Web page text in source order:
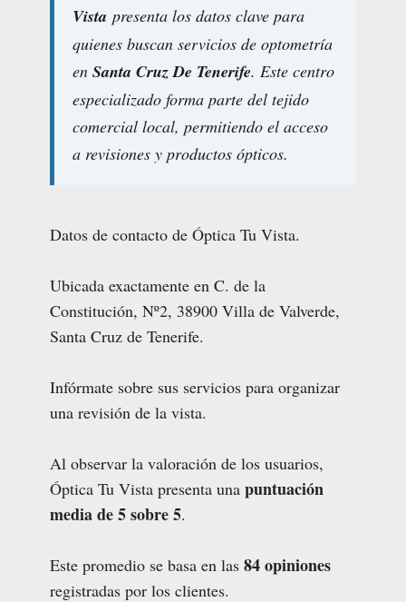
Vista presenta los datos clave para
quienes buscan servicios de optometría
en Santa Cruz De Tenerife. Este centro
especializado forma parte del tejido
comercial local, permitiendo el acceso
a revisiones y productos ópticos.
Datos de contacto de Óptica Tu Vista.
Ubicada exactamente en C. de la
Constitución, Nº2, 38900 Villa de Valverde,
Santa Cruz de Tenerife.
Infórmate sobre sus servicios para organizar
una revisión de la vista.
Al observar la valoración de los usuarios,
Óptica Tu Vista presenta una puntuación
media de 5 sobre 5.
Este promedio se basa en las 84 opiniones
registradas por los clientes.